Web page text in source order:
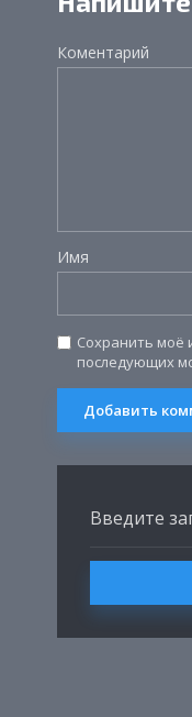
Коментарий
Имя
Сохранить моё
последующих